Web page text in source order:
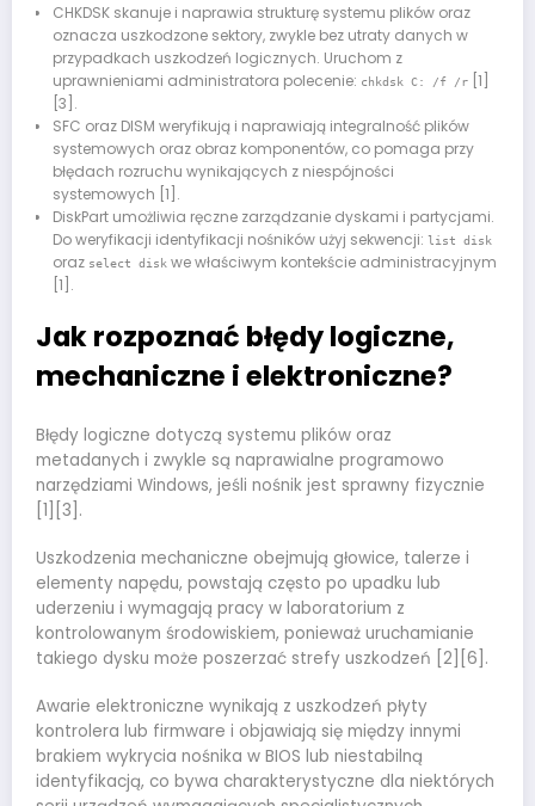
CHKDSK skanuje i naprawia strukturę systemu plików oraz
oznacza uszkodzone sektory, zwykle bez utraty danych w
przypadkach uszkodzeń logicznych. Uruchom z
uprawnieniami administratora polecenie: chkdsk C: /f /r[1]
[3].
SFC oraz DISM weryfikują i naprawiają integralność plików
systemowych oraz obraz komponentów, co pomaga przy
błędach rozruchu wynikających z niespójności
systemowych [1].
DiskPart umożliwia ręczne zarządzanie dyskami i partycjami.
Do weryfikacji identyfikacji nośników użyj sekwencji: list disk
oraz select diskwe właściwym kontekście administracyjnym
[1].
Jak rozpoznać błędy logiczne,
mechaniczne i elektroniczne?
Błędy logiczne dotyczą systemu plików oraz
metadanych i zwykle są naprawialne programowo
narzędziami Windows, jeśli nośnik jest sprawny fizycznie
[1][3].
Uszkodzenia mechaniczne obejmują głowice, talerze i
elementy napędu, powstają często po upadku lub
uderzeniu i wymagają pracy w laboratorium z
kontrolowanym środowiskiem, ponieważ uruchamianie
takiego dysku może poszerzać strefy uszkodzeń [2][6].
Awarie elektroniczne wynikają z uszkodzeń płyty
kontrolera lub firmware i objawiają się między innymi
brakiem wykrycia nośnika w BIOS lub niestabilną
identyfikacją, co bywa charakterystyczne dla niektórych